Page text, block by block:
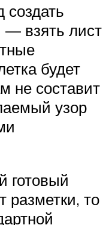
— взять лист
будет
не составит
узор
готовый
разметки, то